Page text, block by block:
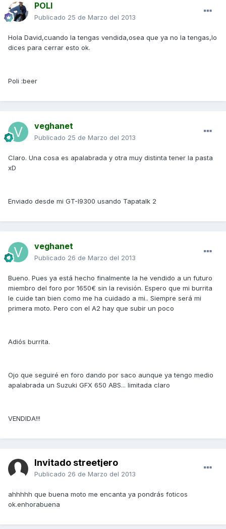
POLI
Publicado 25 de Marzo del 2013
Hola David,cuando la tengas vendida,osea que ya no la tengas,lo
dices para cerrar esto ok.
Poli :beer
veghanet
Publicado 25 de Marzo del 2013
Claro. Una cosa es apalabrada y otra muy distinta tener la pasta
xD
Enviado desde mi GT-I9300 usando Tapatalk 2
veghanet
Publicado 26 de Marzo del 2013
Bueno. Pues ya está hecho finalmente la he vendido a un futuro
miembro del foro por 1650€ sin la revisión. Espero que mi burrita
le cuide tan bien como me ha cuidado a mi.. Siempre será mi
primera moto. Pero con el A2 hay que subir un poco
Adiós burrita.
Ojo que seguiré en foro dando por saco aunque ya tengo medio
apalabrada un Suzuki GFX 650 ABS... limitada claro
VENDIDA!!!
Invitado streetjero
Publicado 26 de Marzo del 2013
ahhhhh que buena moto me encanta ya pondrás foticos
ok.enhorabuena